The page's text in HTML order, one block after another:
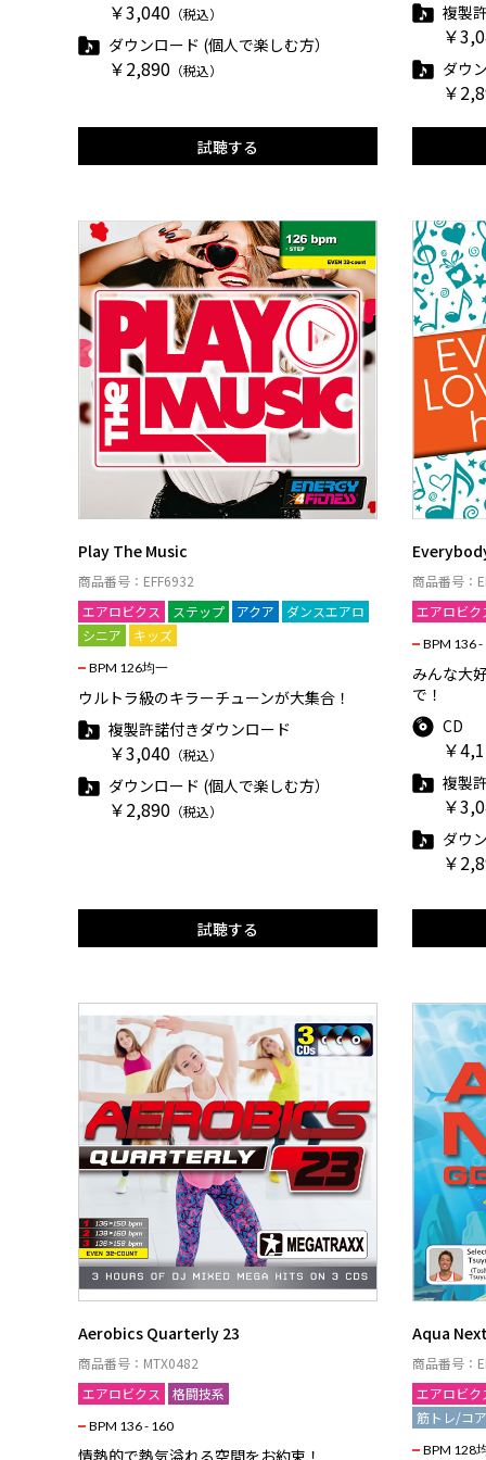
￥3,040 （税込）
ダウンロード (個人で楽しむ方）
￥2,890 （税込）
試聴する
複製
￥
ダウ
￥
Play The Music
商品番号：EFF6932
エアロビクス
ステップ アクア
ダンスエアロ
シニア
キッズ
BPM 126均一
ウルトラ級のキラーチューンが大集合！
複製許諾付きダウンロード
￥3,040 （税込）
ダウンロード (個人で楽しむ方）
￥2,890 （税込）
試聴する
商品番号：
エアロビク
BPM 136 -
みんな大
で！
CD
￥
複製
￥
ダウ
￥
Aerobics Quarterly 23
商品番号：MTX0482
エアロビクス
格闘技系
BPM 136 - 160
Aqua
商品番号：
エアロビク
筋トレ/コ
BPM 128